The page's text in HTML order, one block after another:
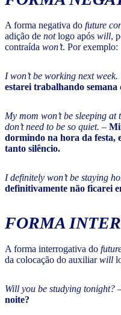
A forma negativa do future
adição de notlogo após will,
contraída won’t. Por exemplo:
I won’t be working next
estarei trabalhando semana
My mom won’t be sleeping
don’t need to be so quiet. –
dormindo na hora da festa,
tanto silêncio.
I definitely won’t be staying
definitivamente não ficarei
FORMA
A forma interrogativa do
da colocação do auxiliarwill
Will you be studying tonight?
noite?